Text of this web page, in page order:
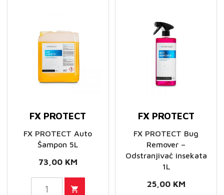
blago
kiseli
šampon
količina
FX PROTECT
FX PROTECT Auto
Šampon 5L
73,00 KM
FX PROTECT
FX PROTECT Bug
Remover –
Odstranjivač insekata
1L
25,00 KM